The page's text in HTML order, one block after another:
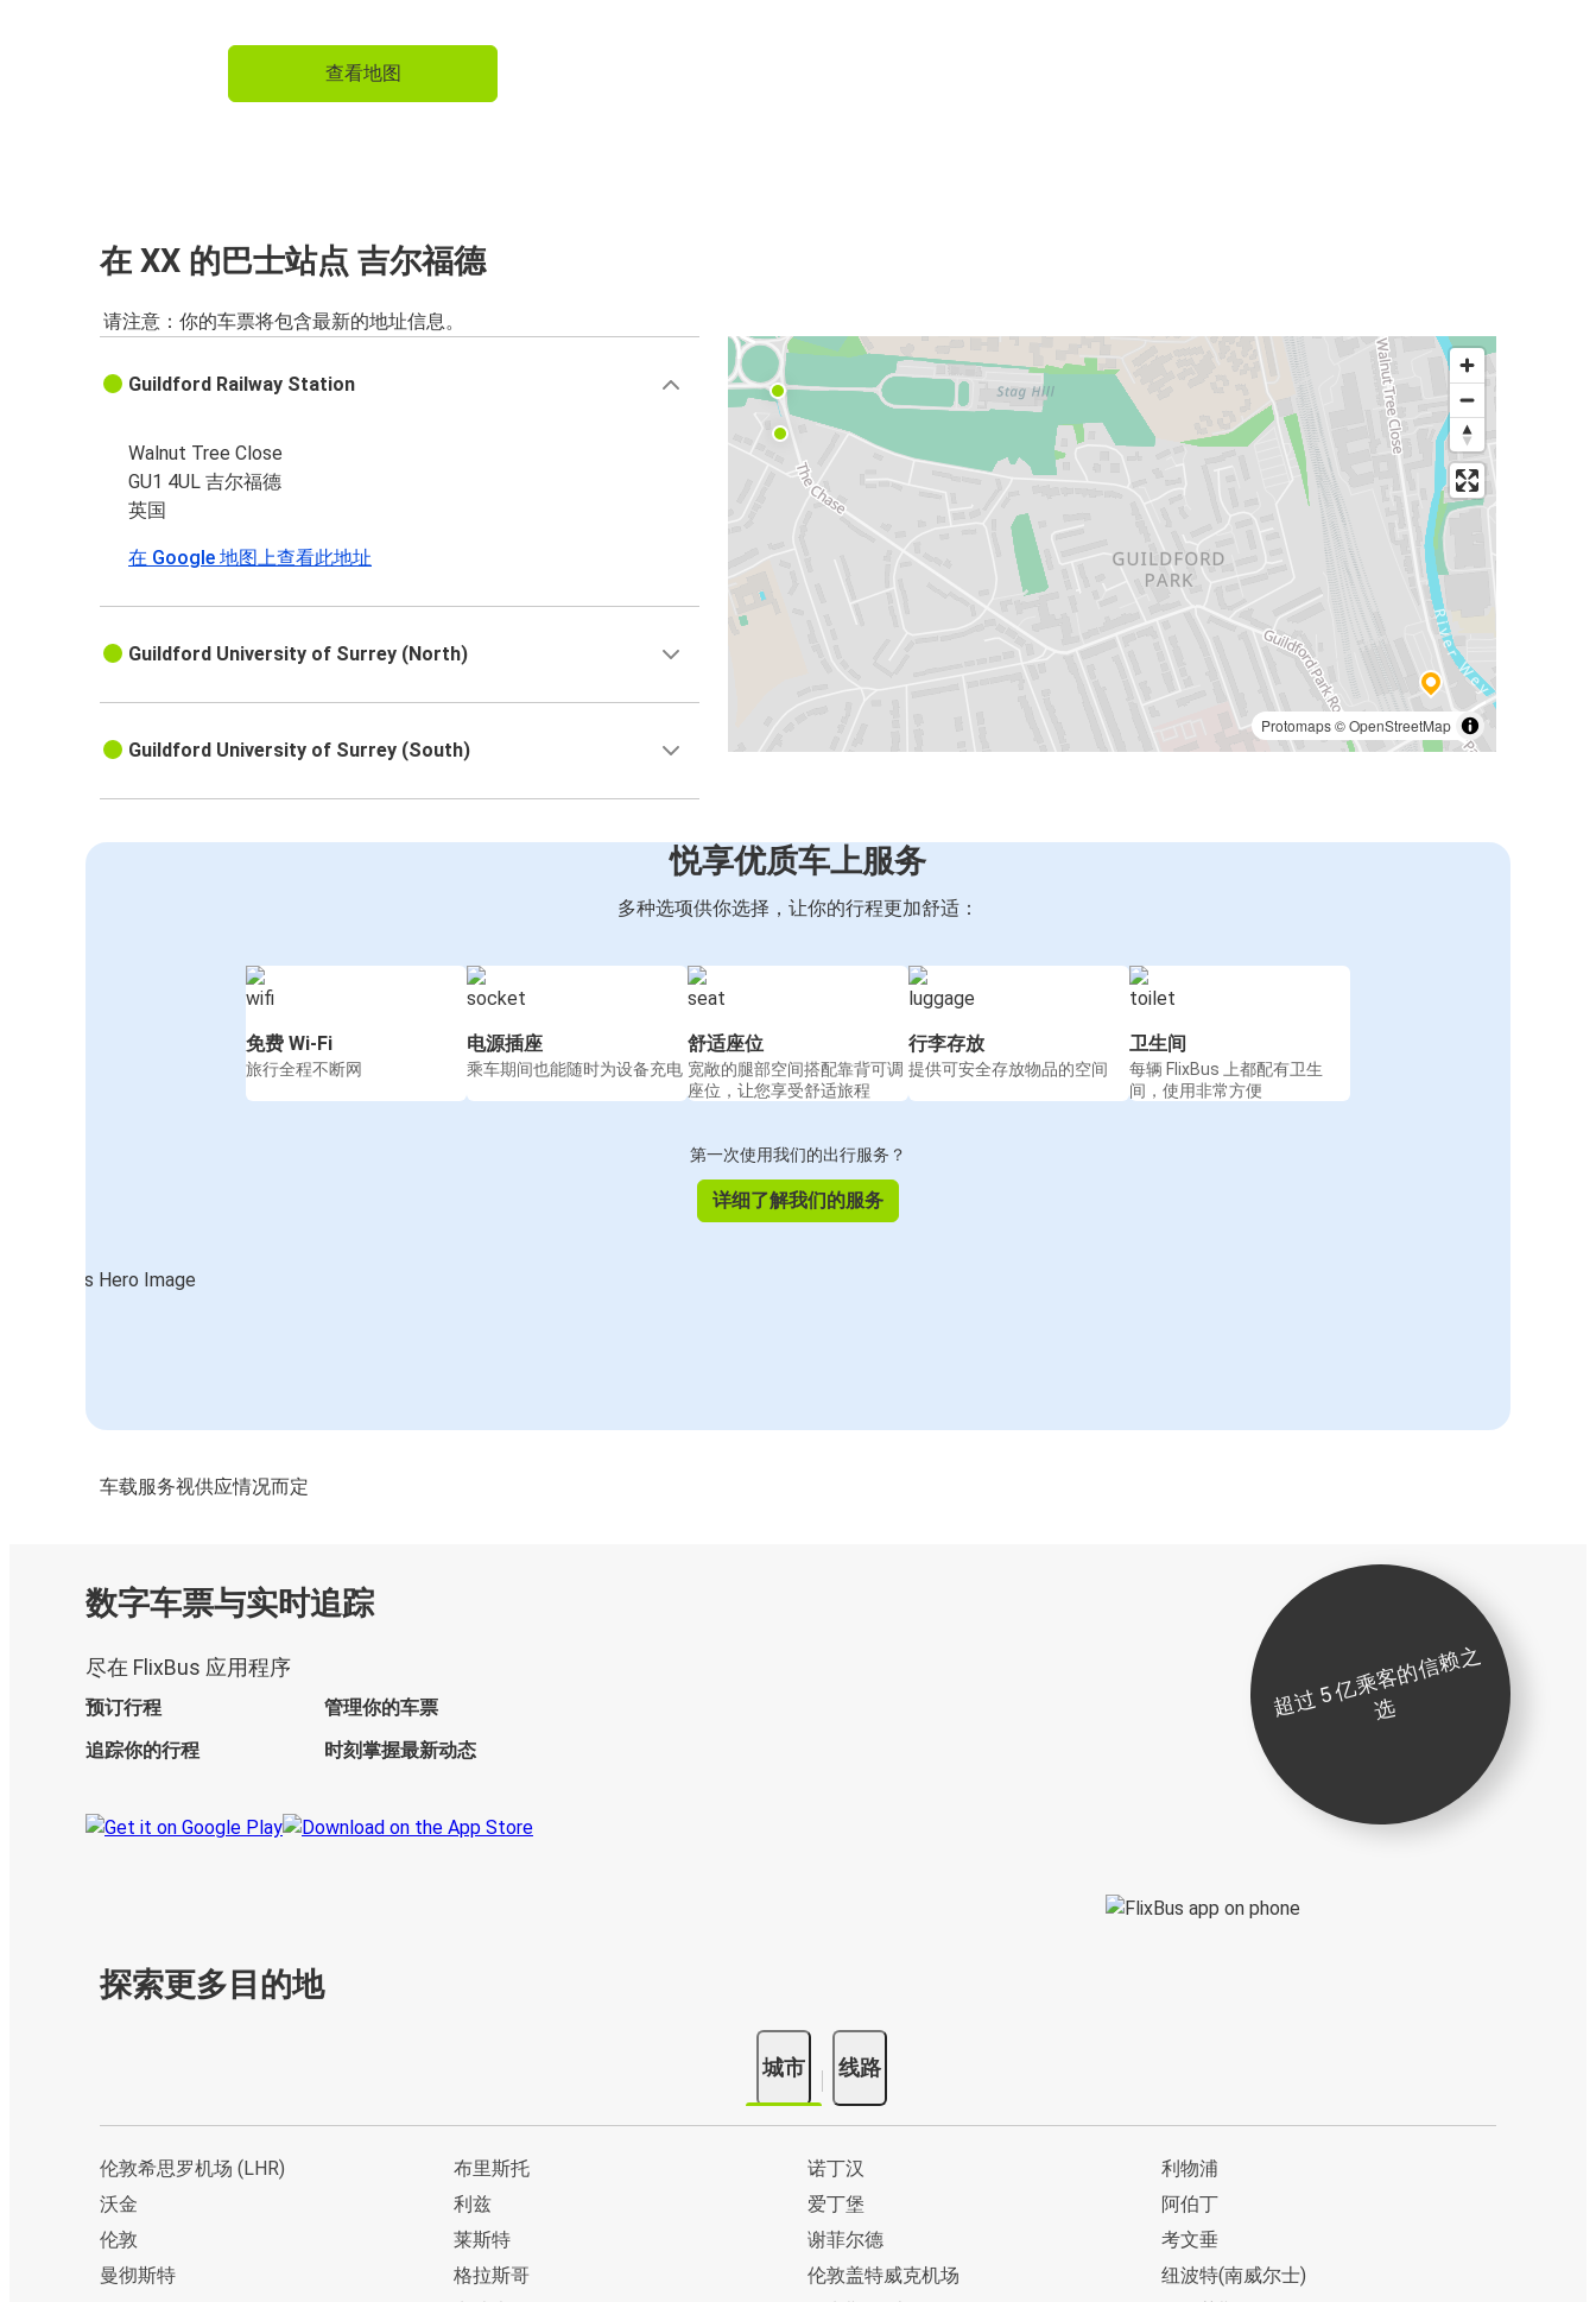
查看地图
在 XX 的巴士站点 吉尔福德
请注意：你的车票将包含最新的地址信息。
Protomaps©OpenStreetMap
Guildford Railway Station
Walnut Tree Close
GU1 4UL 吉尔福德
英国
在 Google 地图上查看此地址
Guildford University of Surrey (North)
Guildford University of Surrey (South)
悦享优质车上服务
多种选项供你选择，让你的行程更加舒适：
免费 Wi-Fi
旅行全程不断网
电源插座
乘车期间也能随时为设备充电
舒适座位
宽敞的腿部空间搭配靠背可调
座位，让您享受舒适旅程
行李存放
提供可安全存放物品的空间
卫生间
每辆 FlixBus 上都配有卫生
间，使用非常方便
第一次使用我们的出行服务？
详细了解我们的服务
车载服务视供应情况而定
数字车票与实时追踪
尽在 FlixBus 应用程序
预订行程
管理你的车票
追踪你的行程
时刻掌握最新动态
超
过
5
亿
乘
客
的
信
赖
之
选
探索更多目的地
城市 线路
伦敦希思罗机场 (LHR)
沃金
伦敦
曼彻斯特
布里斯托
利兹
莱斯特
格拉斯哥
诺丁汉
爱丁堡
谢菲尔德
伦敦盖特威克机场
利物浦
阿伯丁
考文垂
纽波特(南威尔士)